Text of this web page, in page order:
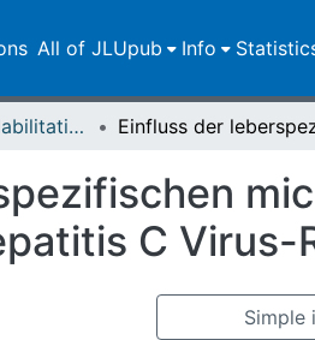
All of JLUpub Info
Dissertationen/Habilitationen
C Virus-
Simple